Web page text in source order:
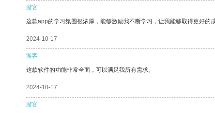
游客
这款app的学习氛围很浓厚，能够激励我不断学习，让我能够取得更好的成
2024-10-17
游客
这款软件的功能非常全面，可以满足我所有需求。
2024-10-17
游客